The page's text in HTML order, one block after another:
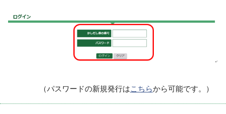
（パスワードの新規発行はこちらから可能です。）